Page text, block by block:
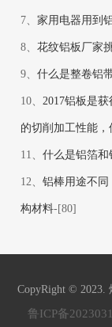
7、 家用电器用到
8、 花纹铝板厂家
9、 什么是整卷铝
10、 2017铝板是
的切削加工性能
11、 什么是铝箔和
12、 铝棒用途不
构材料-[80]
CopyRight © 2023.
鲁ICP备